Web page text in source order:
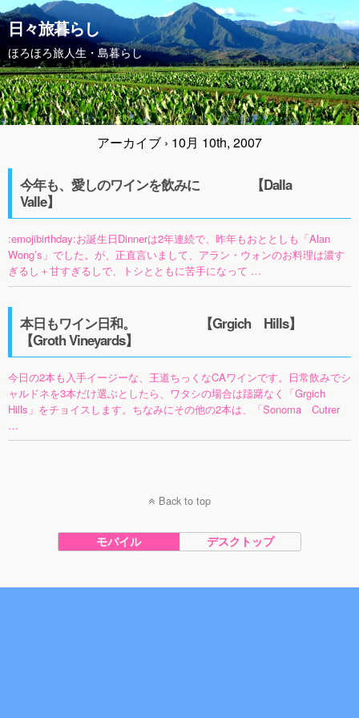
日々旅暮らし
ほろほろ旅人生・島暮らし
アーカイブ › 10月 10th, 2007
今年も、愛しのワインを飲みに 【Dalla
Valle】
:emojibirthday:お誕生日Dinnerは2年連続で、昨年もおととしも「Alan
Wong’s」でした。が、正直言いまして、アラン・ウォンのお料理は濃す
ぎるし＋甘すぎるしで、トシとともに苦手になって …
本日もワイン日和。 【Grgich Hills】
【Groth Vineyards】
今日の2本も入手イージーな、王道ちっくなCAワインです。日常飲みでシ
ャルドネを3本だけ選ぶとしたら、ワタシの場合は躊躇なく「Grgich
Hills」をチョイスします。ちなみにその他の2本は、「Sonoma Cutrer
…
Back to top
モバイル デスクトップ